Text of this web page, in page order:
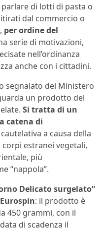
di lotti di pasta o
dal commercio o
per ordine del
serie di motivazioni,
nell’ordinanza
anche con i cittadini.
segnalato del Ministero
un prodotto del
Si tratta di un
catena di
a causa della
estranei vegetali,
più
“nappola”.
Delicato surgelato”
: il prodotto è
450 grammi, con il
di scadenza il